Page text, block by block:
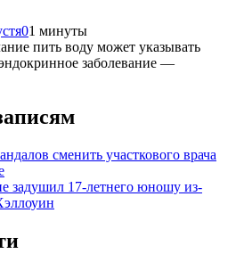
01 минуты
пить воду может указывать
заболевание —
сменить участкового врача
задушил 17-летнего юношу из-